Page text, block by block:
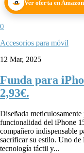
Ver oferta en
0
Accesorios para móvil
12 Mar, 2025
Funda para
2,93€.
Diseñada
funcionalidad del iPhone
compañero indispensable
sacrificar su estilo. Uno de
tecnología táctil y...